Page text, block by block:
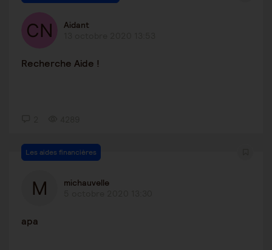
Aidant
Recherche Aide !
Les aides financières
michauvelle
apa